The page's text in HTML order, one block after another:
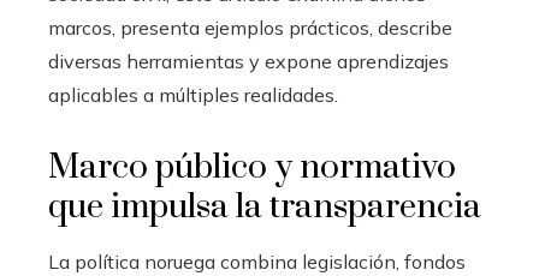
marcos, presenta ejemplos prácticos, describe
diversas herramientas y expone aprendizajes
aplicables a múltiples realidades.
Marco público y normativo
que impulsa la transparencia
La política noruega combina legislación, fondos